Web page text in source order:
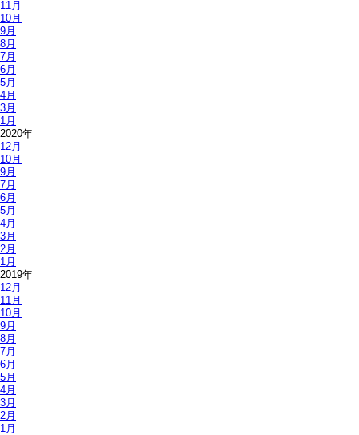
11月
10月
9月
8月
7月
6月
5月
4月
3月
1月
2020年
12月
10月
9月
7月
6月
5月
4月
3月
2月
1月
2019年
12月
11月
10月
9月
8月
7月
6月
5月
4月
3月
2月
1月